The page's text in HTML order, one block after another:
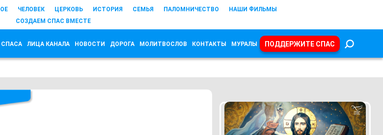
ЧЕЛОВЕК ЦЕРКОВЬ ИСТОРИЯ СЕМЬЯ ПАЛОМНИЧЕСТВО
НАШИ ФИЛЬМЫ
СОЗДАЕМ СПАС ВМЕСТЕ
СПАСА ЛИЦА КАНАЛА НОВОСТИ ДОРОГА МОЛИТВОСЛОВ КОНТАКТЫ МУРАЛЫ ПОДДЕРЖИТЕ СПАС